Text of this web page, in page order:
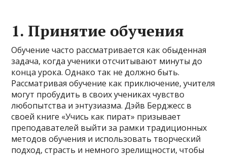
1. Принятие обучения
Обучение часто рассматривается как обыденная
задача, когда ученики отсчитывают минуты до
конца урока. Однако так не должно быть.
Рассматривая обучение как приключение, учителя
могут пробудить в своих учениках чувство
любопытства и энтузиазма. Дэйв Берджесс в
своей книге «Учись как пират» призывает
преподавателей выйти за рамки традиционных
методов обучения и использовать творческий
подход, страсть и немного зрелищности, чтобы